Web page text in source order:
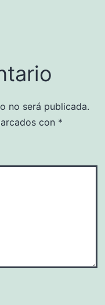
no será publicada.
con *